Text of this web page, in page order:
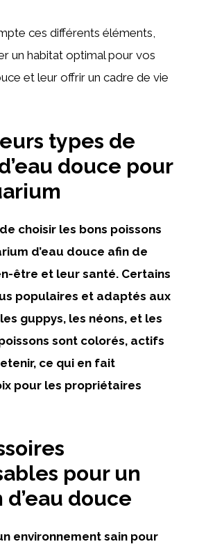
ces différents éléments,
un habitat optimal pour vos
et leur offrir un cadre de vie
types de
douce pour
choisir les bons poissons
d’eau douce afin de
être et leur santé. Certains
populaires et adaptés aux
guppys, les néons, et les
sont colorés, actifs
ce qui en fait
pour les propriétaires
pour un
douce
environnement sain pour